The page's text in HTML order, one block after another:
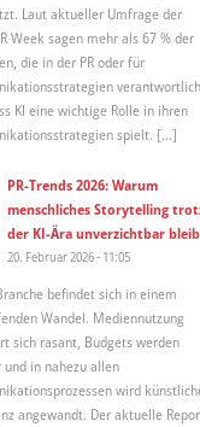
Laut aktueller Umfrage der
Week sagen mehr als 67 % der
die in der PR oder für
verantwortlich
KI eine wichtige Rolle in ihren
spielt. […]
PR-Trends 2026: Warum
menschliches Storytelling
der KI-Ära unverzichtbar
20. Februar 2026 - 11:05
befindet sich in einem
Wandel. Mediennutzung
sich rasant, Budgets werden
und in nahezu allen
wird
angewandt. Der aktuelle